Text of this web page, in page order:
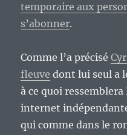
temporaire aux
s’abonner.
Comme l’a précisé
fleuve dont lui seul a
à ce quoi
internet
qui comme dans le